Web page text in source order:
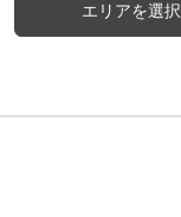
エリアを選択